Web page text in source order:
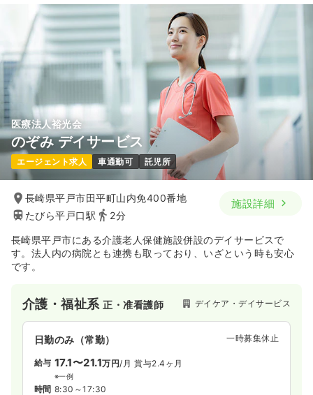
医療法人裕光会
のぞみ デイサービス
エージェント求人 車通勤可 託児所
長崎県平戸市田平町山内免400番地
たびら平戸口駅
2分
施設詳細
長崎県平戸市にある介護老人保健施設併設のデイサービスで
す。法人内の病院とも連携も取っており、いざという時も安心
です。
介護・福祉系正・准看護師 デイケア・デイサービス
日勤のみ（常勤） 一時募集休止
給与 17.1〜21.1万円/月 賞与2.4ヶ月
※一例
時間 8:30～17:30